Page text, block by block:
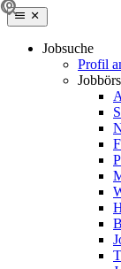
Jobsuche
Profil